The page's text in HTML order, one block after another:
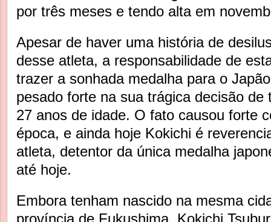
por três meses e tendo alta em
Apesar de haver uma história de
desse atleta, a responsabilidade de
trazer a sonhada medalha para o
pesado forte na sua trágica decisão de
27 anos de idade. O fato causou forte
época, e ainda hoje Kokichi é
atleta, detentor da única medalha
até hoje.
Embora tenham nascido na mesma